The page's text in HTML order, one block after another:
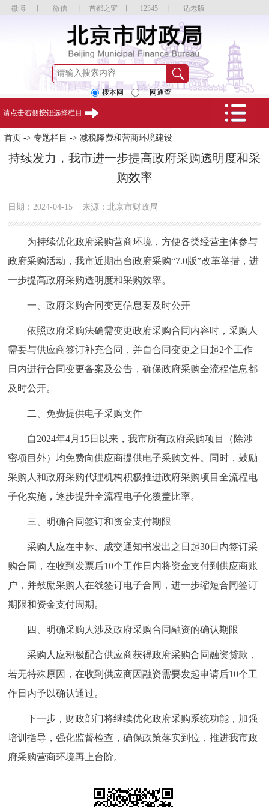
微博 微信 12345 适老版
首都之窗
搜本网 一网通查
请点击右侧按钮选择栏目
首页 -> 专题栏目 -> 减税降费和营商环境建设
持续发力，我市进一步提高政府采购透明度和采
购效率
日期：2024-04-15 来源：北京市财政局
为持续优化政府采购营商环境，方便各类经营主体参与
政府采购活动，我市近期出台政府采购“7.0版”改革举措，进
一步提高政府采购透明度和采购效率。
一、政府采购合同变更信息要及时公开
依照政府采购法确需变更政府采购合同内容时，采购人
需要与供应商签订补充合同，并自合同变更之日起2个工作
日内进行合同变更备案及公告，确保政府采购全流程信息都
及时公开。
二、免费提供电子采购文件
自2024年4月15日以来，我市所有政府采购项目（除涉
密项目外）均免费向供应商提供电子采购文件。同时，鼓励
采购人和政府采购代理机构积极推进政府采购项目全流程电
子化实施，逐步提升全流程电子化覆盖比率。
三、明确合同签订和资金支付期限
采购人应在中标、成交通知书发出之日起30日内签订采
购合同，在收到发票后10个工作日内将资金支付到供应商账
户，并鼓励采购人在线签订电子合同，进一步缩短合同签订
期限和资金支付周期。
四、明确采购人涉及政府采购合同融资的确认期限
采购人应积极配合供应商获得政府采购合同融资贷款，
若无特殊原因，在收到供应商因融资需要发起申请后10个工
作日内予以确认通过。
下一步，财政部门将继续优化政府采购系统功能，加强
培训指导，强化监督检查，确保政策落实到位，推进我市政
府采购营商环境再上台阶。